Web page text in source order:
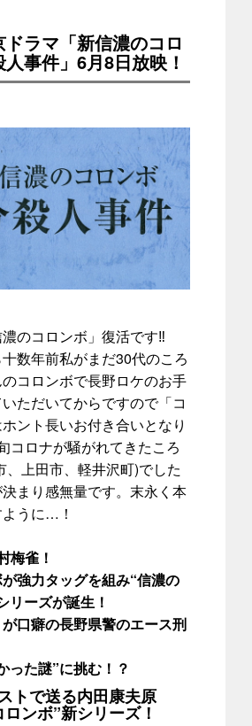
ラマ「新信濃のコロ
事件」6月8日放映！
のコロンボ」復活です‼
数年前私がまだ30代のころ
コロンボで長野ロケのお手
ただいてからですので「コ
ント長いお付き合いとなり
コロナが騒がれてきたころ
、上田市、軽井沢町)でした
まり感無量です。末永く本
うに…！
梅雀！
強力タッグを組み“信濃の
リーズが誕生！
が口癖の長野県警のエース刑
った謎”に挑む！？
トで送る内田康夫原
ンボ”新シリーズ！